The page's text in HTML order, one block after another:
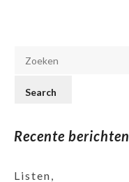
Recente berichten
Listen,